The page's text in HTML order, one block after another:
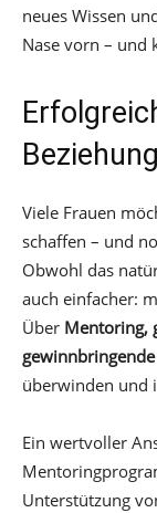
neues Wissen
Nase vorn – und
Viele Frauen
schaffen – und
Obwohl das
auch einfacher:
Über Mentoring,
überwinden und
Ein wertvoller
Unterstützung